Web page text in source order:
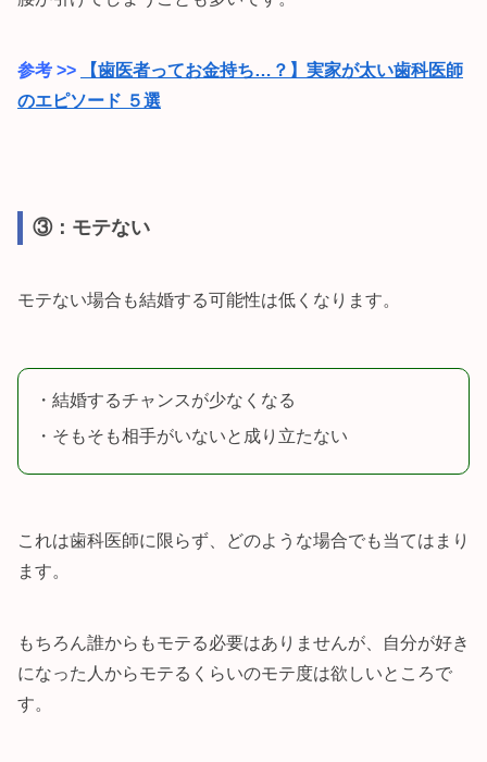
参考 >>
【歯医者ってお金持ち…？】実家が太い歯科医師
のエピソード ５選
③：モテない
モテない場合も結婚する可能性は低くなります。
・結婚するチャンスが少なくなる
・そもそも相手がいないと成り立たない
これは歯科医師に限らず、どのような場合でも当てはまり
ます。
もちろん誰からもモテる必要はありませんが、自分が好き
になった人からモテるくらいのモテ度は欲しいところで
す。